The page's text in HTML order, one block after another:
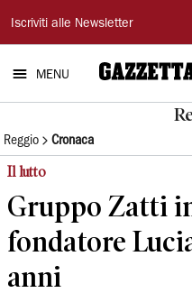
Gazzetta
di
Reggio
Iscriviti alle Newsletter
MENU
Reggio Cronaca
Il lutto
Gruppo Zatti
fondatore
anni